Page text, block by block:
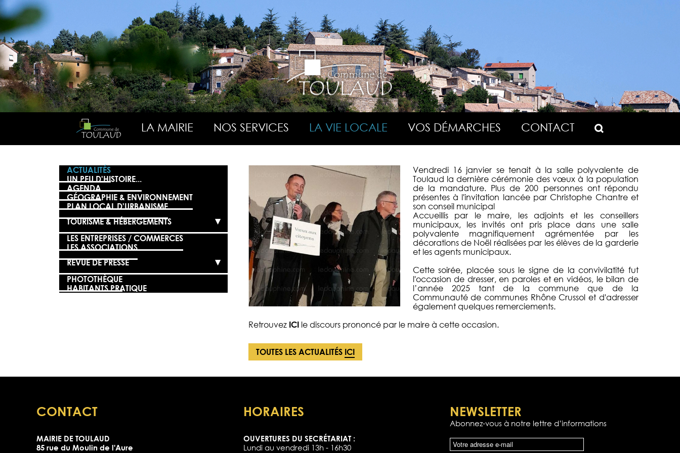
LA MAIRIE NOS SERVICES LA VIE LOCALE VOS DÉMARCHES CONTACT
ACTUALITÉS
UN PEU D'HISTOIRE...
AGENDA
GÉOGRAPHIE & ENVIRONNEMENT
PLAN LOCAL D'URBANISME
TOURISME & HÉBERGEMENTS
LES ENTREPRISES / COMMERCES
LES ASSOCIATIONS
REVUE DE PRESSE
PHOTOTHÈQUE
HABITANTS PRATIQUE
Vendredi 16 janvier se tenait à la salle polyvalente de
Toulaud la dernière cérémonie des vœux à la population
de la mandature. Plus de 200 personnes ont répondu
présentes à l'invitation lancée par Christophe Chantre et
son conseil municipal
Accueillis par le maire, les adjoints et les conseillers
municipaux, les invités ont pris place dans une salle
polyvalente magnifiquement agrémentée par les
décorations de Noël réalisées par les élèves de la garderie
et les agents municipaux.
Cette soirée, placée sous le signe de la convivilatité fut
l'occasion de dresser, en paroles et en vidéos, le bilan de
l’année 2025 tant de la commune que de la
Communauté de communes Rhône Crussol et d'adresser
également quelques remerciements.
Retrouvez ICIle discours prononcé par le maire à cette occasion.
TOUTES LES ACTUALITÉS ICI
CONTACT
MAIRIE DE TOULAUD
85 rue du Moulin de l'Aure
HORAIRES
OUVERTURES DU SECRÉTARIAT :
Lundi au vendredi 13h - 16h30
NEWSLETTER
Abonnez-vous à notre lettre d’informations